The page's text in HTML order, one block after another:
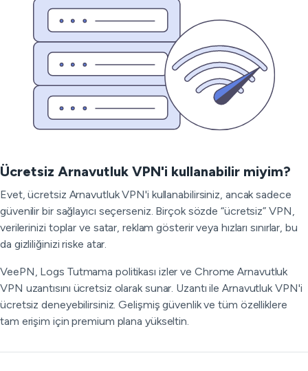
Ücretsiz Arnavutluk VPN'i kullanabilir miyim?
Evet, ücretsiz Arnavutluk VPN'i kullanabilirsiniz, ancak sadece
güvenilir bir sağlayıcı seçerseniz. Birçok sözde “ücretsiz” VPN,
verilerinizi toplar ve satar, reklam gösterir veya hızları sınırlar, bu
da gizliliğinizi riske atar.
VeePN, Logs Tutmama politikası izler ve Chrome Arnavutluk
VPN uzantısını ücretsiz olarak sunar. Uzantı ile Arnavutluk VPN'i
ücretsiz deneyebilirsiniz. Gelişmiş güvenlik ve tüm özelliklere
tam erişim için premium plana yükseltin.